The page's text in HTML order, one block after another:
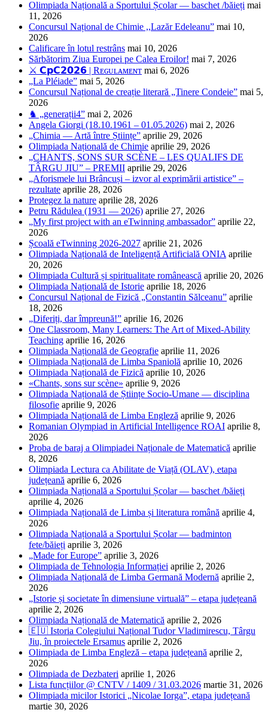
Olimpiada Națională a Sportului Școlar — baschet /băieți mai
11, 2026
Concursul Național de Chimie ,,Lazăr Edeleanu” mai 10,
2026
Calificare în lotul restrâns mai 10, 2026
Sărbătorim Ziua Europei pe Calea Eroilor! mai 7, 2026
⚔️ 𝗖𝗽𝗖𝟮𝟬𝟮𝟲 | Rᴇɢᴜʟᴀᴍᴇɴᴛ mai 6, 2026
„La Pléiade” mai 5, 2026
Concursul Național de creație literară „Tinere Condeie” mai 5,
2026
♞ „generații4” mai 2, 2026
Angela Giorgi (18.10.1961 – 01.05.2026) mai 2, 2026
„Chimia — Artă între Științe” aprilie 29, 2026
Olimpiada Națională de Chimie aprilie 29, 2026
„CHANTS, SONS SUR SCÈNE – LES QUALIFS DE
TÂRGU JIU” – PREMII aprilie 29, 2026
„Aforismele lui Brâncuși – izvor al exprimării artistice” –
rezultate aprilie 28, 2026
Protegez la nature aprilie 28, 2026
Petru Rădulea (1931 — 2026) aprilie 27, 2026
„My first project with an eTwinning ambassador” aprilie 22,
2026
Școală eTwinning 2026-2027 aprilie 21, 2026
Olimpiada Națională de Inteligență Artificială ONIA aprilie
20, 2026
Olimpiada Cultură și spiritualitate românească aprilie 20, 2026
Olimpiada Națională de Istorie aprilie 18, 2026
Concursul Național de Fizică „Constantin Sălceanu” aprilie
18, 2026
„Diferiți, dar împreună!” aprilie 16, 2026
One Classroom, Many Learners: The Art of Mixed-Ability
Teaching aprilie 16, 2026
Olimpiada Națională de Geografie aprilie 11, 2026
Olimpiada Națională de Limba Spaniolă aprilie 10, 2026
Olimpiada Națională de Fizică aprilie 10, 2026
«Chants, sons sur scène» aprilie 9, 2026
Olimpiada Națională de Științe Socio-Umane — disciplina
filosofie aprilie 9, 2026
Olimpiada Națională de Limba Engleză aprilie 9, 2026
Romanian Olympiad in Artificial Intelligence ROAI aprilie 8,
2026
Proba de baraj a Olimpiadei Naționale de Matematică aprilie
8, 2026
Olimpiada Lectura ca Abilitate de Viață (OLAV), etapa
județeană aprilie 6, 2026
Olimpiada Națională a Sportului Școlar — baschet /băieți
aprilie 4, 2026
Olimpiada Națională de Limba și literatura română aprilie 4,
2026
Olimpiada Națională a Sportului Școlar — badminton
fete/băieți aprilie 3, 2026
„Made for Europe” aprilie 3, 2026
Olimpiada de Tehnologia Informației aprilie 2, 2026
Olimpiada Națională de Limba Germană Modernă aprilie 2,
2026
„Istorie și societate în dimensiune virtuală” – etapa județeană
aprilie 2, 2026
Olimpiada Națională de Matematică aprilie 2, 2026
🇪🇺 Istoria Colegiului Național Tudor Vladimirescu, Târgu
Jiu, în proiectele Ersamus aprilie 2, 2026
Olimpiada de Limba Engleză – etapa județeană aprilie 2,
2026
Olimpiada de Dezbateri aprilie 1, 2026
Lista funcțiilor @ CNTV / 1409 / 31.03.2026 martie 31, 2026
Olimpiada micilor Istorici „Nicolae Iorga”, etapa județeană
martie 30, 2026